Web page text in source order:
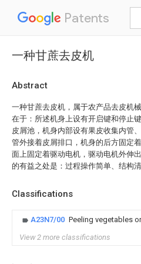
Patents
一种甘蔗去皮机
Abstract
一种甘蔗去皮机，属于农产品去皮机
在于：所述机身上设有开启键和停止
皮屑池，机身内部设有果皮收集内管
管外接着皮屑排口，机身的后方固定
面上固定着驱动电机，驱动电机外伸
的有益之处是：过程操作简单、结构
Classifications
A23N7/00 Peeling vegetables
View 2 more classifications